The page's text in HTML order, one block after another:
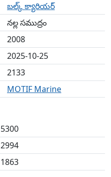
బల్క్ క్యారియర్
నల్ల సముద్రం
2008
2025-10-25
2133
MOTIF Marine
5300
2994
1863